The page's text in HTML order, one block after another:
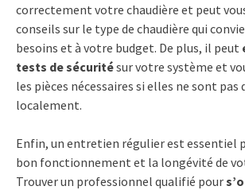
correctement votre chaudière et peut
conseils sur le type de chaudière qui
besoins et à votre budget. De plus, il peut
tests de sécuritésur votre système et
les pièces nécessaires si elles ne sont pas
localement.
Enfin, un entretien régulier est essentiel
bon fonctionnement et la longévité de
Trouver un professionnel qualifié pour